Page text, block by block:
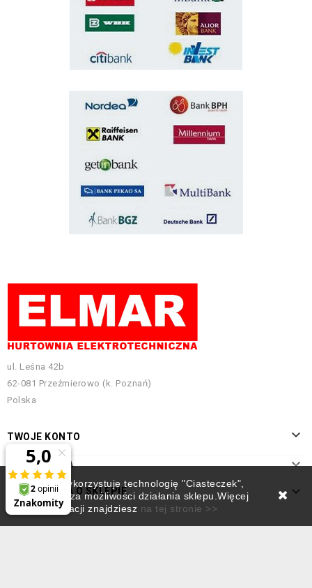
Ten sklep wykorzystuje technologię "Ciasteczek",
która rozszerza możliwości działania sklepu.Więcej
informacji znajdziesz na tej stronie >>
ul. Leśna 42b
62-081 Przeźmierowo (k. Poznań)
Polska
TWOJE KONTO 
INFORMACJA 
INFORMACJA O SKLEPIE 